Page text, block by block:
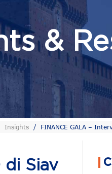
&
Insights / FINANCE GALA –
di Siav